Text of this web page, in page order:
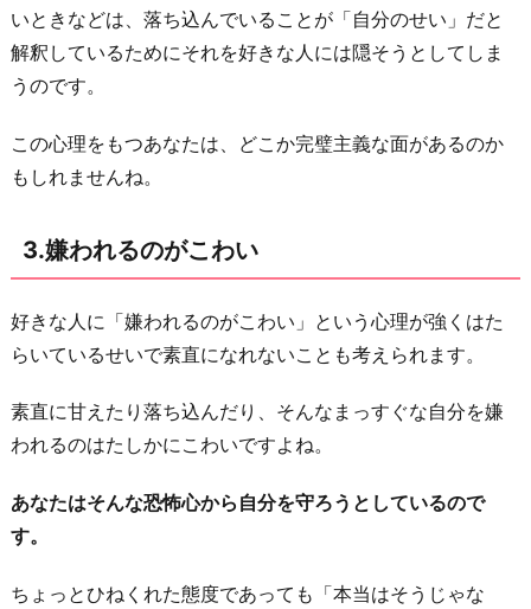
プ
ラ
イ
を
守
た
い
お
わ
に
いときなどは、落ち込んでいることが「自分のせい」だと
解釈しているためにそれを好きな人には隠そうとしてしま
うのです。
この心理をもつあなたは、どこか完璧主義な面があるのか
もしれませんね。
3.嫌われるのがこわい
好きな人に「嫌われるのがこわい」という心理が強くはた
らいているせいで素直になれないことも考えられます。
素直に甘えたり落ち込んだり、そんなまっすぐな自分を嫌
われるのはたしかにこわいですよね。
あなたはそんな恐怖心から自分を守ろうとしているので
す。
ちょっとひねくれた態度であっても「本当はそうじゃな